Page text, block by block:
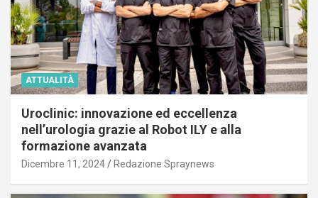
ATTUALITÀ
Uroclinic: innovazione ed eccellenza
nell’urologia grazie al Robot ILY e alla
formazione avanzata
Dicembre 11, 2024 Redazione Spraynews